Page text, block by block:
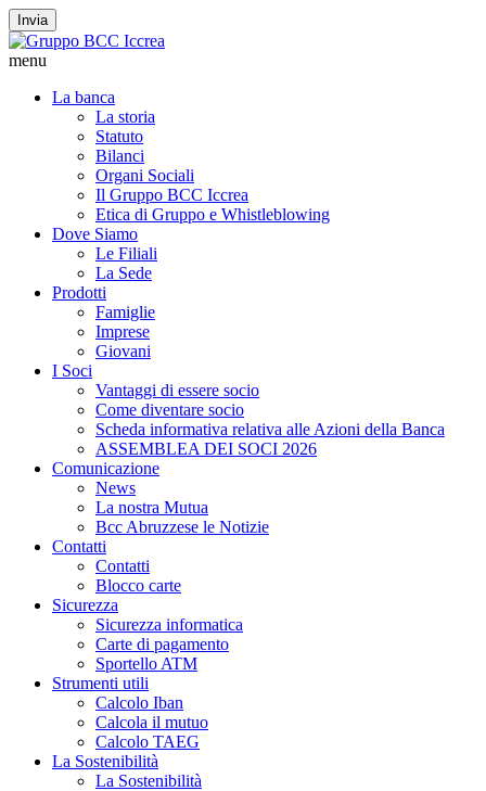
Invia
menu
La banca
La storia
Statuto
Bilanci
Organi Sociali
Il Gruppo BCC Iccrea
Etica di Gruppo e Whistleblowing
Dove Siamo
Le Filiali
La Sede
Prodotti
Famiglie
Imprese
Giovani
I Soci
Vantaggi di essere socio
Come diventare socio
Scheda informativa relativa alle Azioni della Banca
ASSEMBLEA DEI SOCI 2026
Comunicazione
News
La nostra Mutua
Bcc Abruzzese le Notizie
Contatti
Contatti
Blocco carte
Sicurezza
Sicurezza informatica
Carte di pagamento
Sportello ATM
Strumenti utili
Calcolo Iban
Calcola il mutuo
Calcolo TAEG
La Sostenibilità
La Sostenibilità